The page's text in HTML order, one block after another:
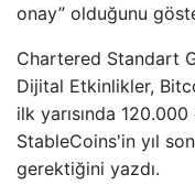
onay” olduğunu
Chartered Standart
Dijital Etkinlikler,
ilk yarısında
StableCoins'in yıl
gerektiğini yazdı.